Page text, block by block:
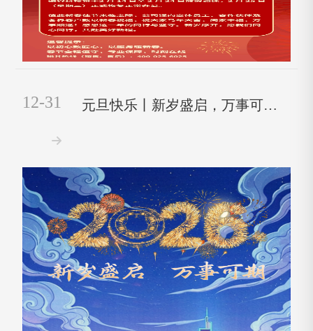
12-31

元旦快乐丨新岁盛启，万事可期！